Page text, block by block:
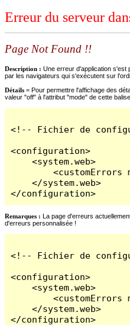
Erreur du serveur
Page Not Found !!
Description : Une erreur d'application s'est
par les navigateurs qui s'exécutent sur
Détails = Pour permettre l'affichage des
valeur "off" à l'attribut "mode" de cette
<!-- Fichier de
<configuration>
    <system.web>
<customErrors
    </system.web>
</configuration>
Remarques : La page d'erreurs
d'erreurs personnalisée !
<!-- Fichier de
<configuration>
    <system.web>
<customErrors
    </system.web>
</configuration>